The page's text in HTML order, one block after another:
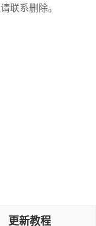
联系删除。
更新教程